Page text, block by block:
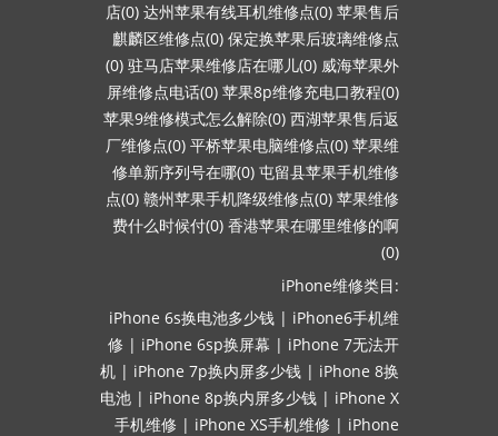
店(0) 达州苹果有线耳机维修点(0) 苹果售后
麒麟区维修点(0) 保定换苹果后玻璃维修点
(0) 驻马店苹果维修店在哪儿(0) 威海苹果外
屏维修点电话(0) 苹果8p维修充电口教程(0)
苹果9维修模式怎么解除(0) 西湖苹果售后返
厂维修点(0) 平桥苹果电脑维修点(0) 苹果维
修单新序列号在哪(0) 屯留县苹果手机维修
点(0) 赣州苹果手机降级维修点(0) 苹果维修
费什么时候付(0) 香港苹果在哪里维修的啊
(0)
iPhone维修类目:
iPhone 6s换电池多少钱 | iPhone6手机维
修 | iPhone 6sp换屏幕 | iPhone 7无法开
机 | iPhone 7p换内屏多少钱 | iPhone 8换
电池 | iPhone 8p换内屏多少钱 | iPhone X
手机维修 | iPhone XS手机维修 | iPhone